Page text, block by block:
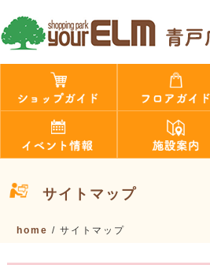
サイトマップ
home / サイトマップ